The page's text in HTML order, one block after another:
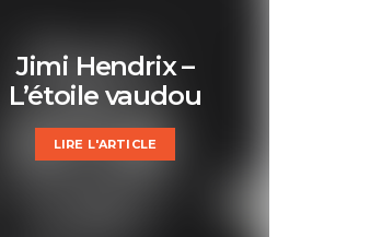
Jimi Hendrix –
L’étoile vaudou
LIRE L'ARTICLE